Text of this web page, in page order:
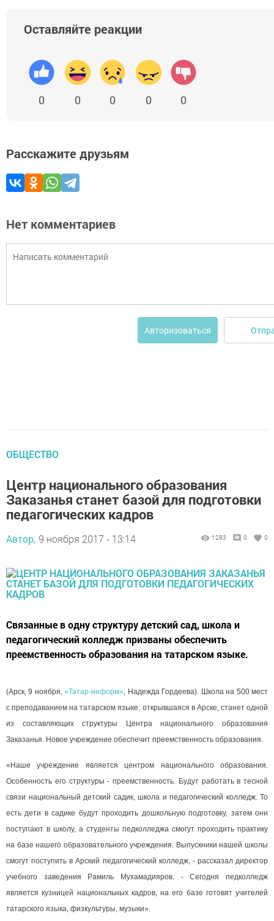
Оставляйте реакции
0 0 0 0 0
Расскажите друзьям
Нет комментариев
Авторизоваться
ОБЩЕСТВО
Центр национального образования
Заказанья станет базой для подготовки
педагогических кадров
Автор, 9 ноября 2017 - 13:14 1283 0 0
Связанные в одну структуру детский сад, школа и
педагогический колледж призваны обеспечить
преемственность образования на татарском языке.
(Арск, 9 ноября,«Татар-информ», Надежда Гордеева). Школа на 500 мест
с преподаванием на татарском языке, открывшаяся в Арске, станет одной
из составляющих структуры Центра национального образования
Заказанья. Новое учреждение обеспечит преемственность образования.
«Наше учреждение является центром национального образования.
Особенность его структуры - преемственность. Будут работать в тесной
связи национальный детский садик, школа и педагогический колледж. То
есть дети в садике будут проходить дошкольную подготовку, затем они
поступают в школу, а студенты педколледжа смогут проходить практику
на базе нашего образовательного учреждения. Выпускники нашей школы
смогут поступить в Арский педагогический колледж, - рассказал директор
учебного заведения Рамиль Мухамадияров. - Сегодня педколледж
является кузницей национальных кадров, на его базе готовят учителей
татарского языка, физкультуры, музыки».